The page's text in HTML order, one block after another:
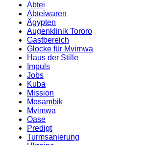
Abtei
Abteiwaren
Ägypten
Augenklinik Tororo
Gastbereich
Glocke für Mvimwa
Haus der Stille
Impuls
Jobs
Kuba
Mission
Mosambik
Mvimwa
Oase
Predigt
Turmsanierung